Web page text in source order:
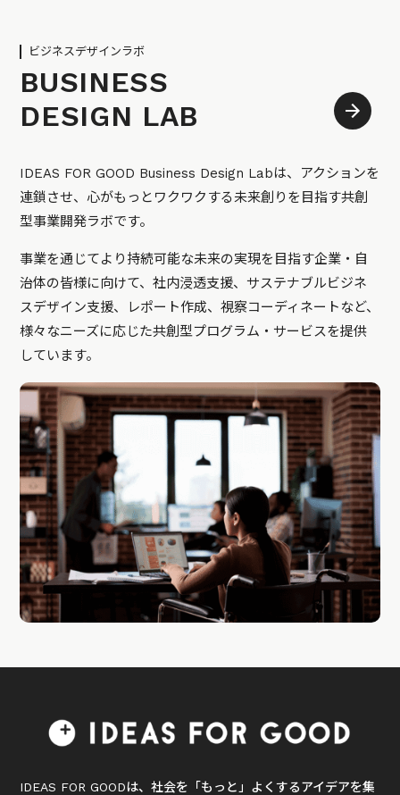
ビジネスデザインラボ
BUSINESS
DESIGN LAB
IDEAS FOR GOOD Business Design Labは、アクションを
連鎖させ、心がもっとワクワクする未来創りを目指す共創
型事業開発ラボです。
事業を通じてより持続可能な未来の実現を目指す企業・自
治体の皆様に向けて、社内浸透支援、サステナブルビジネ
スデザイン支援、レポート作成、視察コーディネートなど、
様々なニーズに応じた共創型プログラム・サービスを提供
しています。
IDEAS FOR GOODは、社会を「もっと」よくするアイデアを集